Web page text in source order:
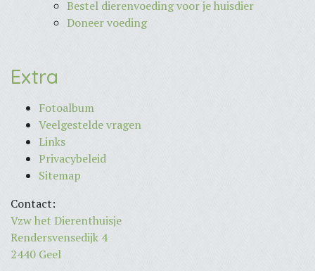
Bestel dierenvoeding voor je huisdier
Doneer voeding
Extra
Fotoalbum
Veelgestelde vragen
Links
Privacybeleid
Sitemap
Contact:
Vzw het Dierenthuisje
Rendersvensedijk 4
2440 Geel